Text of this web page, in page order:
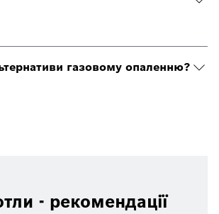
газовому опаленню?
- рекомендації